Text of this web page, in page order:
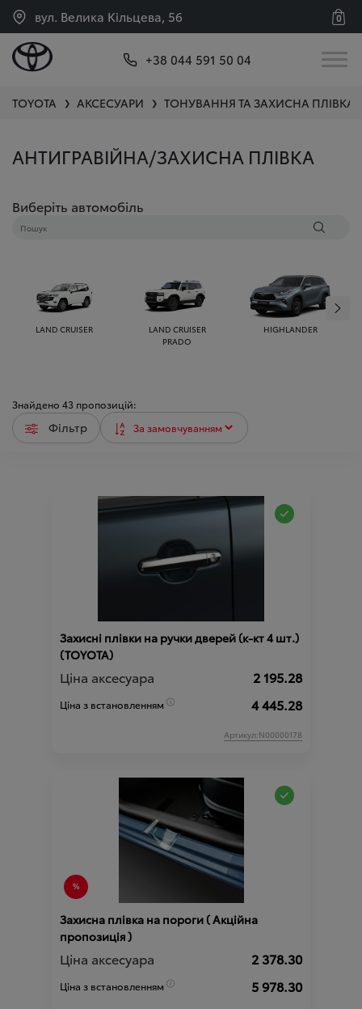
вул. Велика Кільцева, 56 0
+38 044 591 50 04
TOYOTA ❯ АКСЕСУАРИ ❯ ТОНУВАННЯ ТА ЗАХИСНА ПЛІВКА
АНТИГРАВІЙНА/ЗАХИСНА ПЛІВКА
Виберіть автомобіль
LAND CRUISER
LAND CRUISER
PRADO
HIGHLANDER
Знайдено 43 пропозицій:
Фільтр
Захисні плівки на ручки дверей (к-кт 4 шт.)
(TOYOTA)
Ціна аксесуара 2 195.28
Ціна з встановленням 4 445.28
Артикул:N00000178
Захисна плівка на пороги ( Акційна
пропозиція )
Ціна аксесуара 2 378.30
Ціна з встановленням 5 978.30